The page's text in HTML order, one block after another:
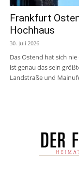
Frankfurt
Hochhaus
30. Juli 2026
Das Ostend hat sich
ist genau das sein
Landstraße und